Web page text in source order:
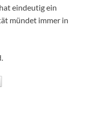
eindeutig ein
mündet immer in